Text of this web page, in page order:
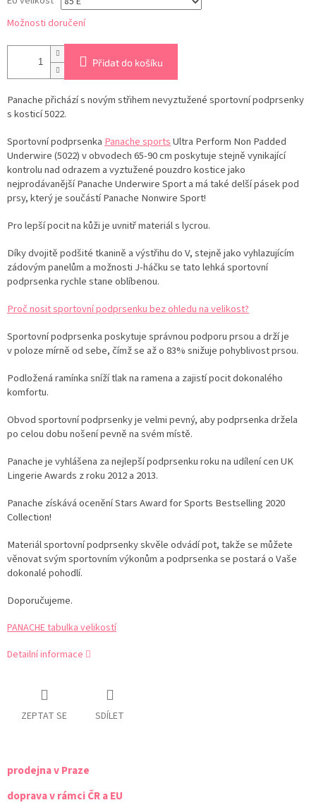
Možnosti doručení
Přidat do košíku
Panache přichází s novým střihem nevyztužené sportovní podprsenky
s kosticí 5022.
Sportovní podprsenkaPanache sportsUltra Perform Non Padded
Underwire (5022) v obvodech 65-90 cm poskytuje stejně vynikající
kontrolu nad odrazem a vyztužené pouzdro kostice jako
nejprodávanější Panache Underwire Sport a má také delší pásek pod
prsy, který je součástí Panache Nonwire Sport!
Pro lepší pocit na kůži je uvnitř materiál s lycrou.
Díky dvojitě podšité tkanině a výstřihu do V, stejně jako vyhlazujícím
zádovým panelům a možnosti J-háčku se tato lehká sportovní
podprsenka rychle stane oblíbenou.
Proč nosit sportovní podprsenku bez ohledu na velikost?
Sportovní podprsenka poskytuje správnou podporu prsou a drží je
v poloze mírně od sebe, čímž se až o 83% snižuje pohyblivost prsou.
Podložená ramínka sníží tlak na ramena a zajistí pocit dokonalého
komfortu.
Obvod sportovní podprsenky je velmi pevný, aby podprsenka držela
po celou dobu nošení pevně na svém místě.
Panache je vyhlášena za nejlepší podprsenku roku na udílení cen UK
Lingerie Awards z roku 2012 a 2013.
Panache získává ocenění Stars Award for Sports Bestselling 2020
Collection!
Materiál sportovní podprsenky skvěle odvádí pot, takže se můžete
věnovat svým sportovním výkonům a podprsenka se postará o Vaše
dokonalé pohodlí.
Doporučujeme.
PANACHE tabulka velikostí
Detailní informace
ZEPTAT SE SDÍLET
prodejna v Praze
doprava v rámci ČR a EU